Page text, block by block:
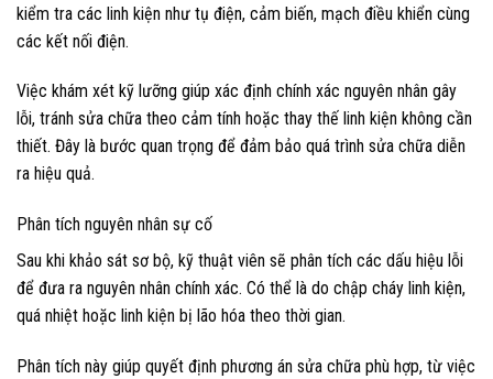
kiểm tra các linh kiện như tụ điện, cảm biến, mạch điều khiển cùng
các kết nối điện.
Việc khám xét kỹ lưỡng giúp xác định chính xác nguyên nhân gây
lỗi, tránh sửa chữa theo cảm tính hoặc thay thế linh kiện không cần
thiết. Đây là bước quan trọng để đảm bảo quá trình sửa chữa diễn
ra hiệu quả.
Phân tích nguyên nhân sự cố
Sau khi khảo sát sơ bộ, kỹ thuật viên sẽ phân tích các dấu hiệu lỗi
để đưa ra nguyên nhân chính xác. Có thể là do chập cháy linh kiện,
quá nhiệt hoặc linh kiện bị lão hóa theo thời gian.
Phân tích này giúp quyết định phương án sửa chữa phù hợp, từ việc